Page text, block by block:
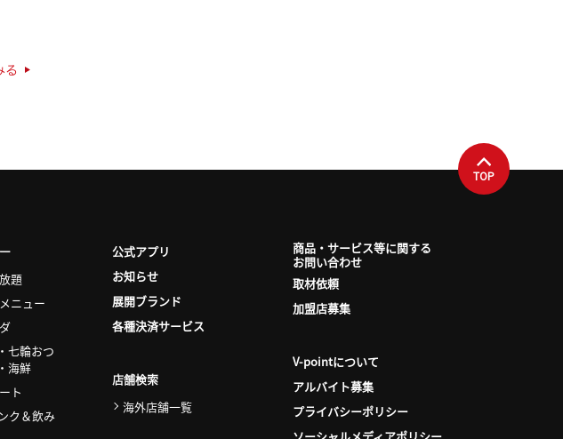
る
TOP
題
ニュー
七輪おつ
海鮮
ト
ク＆飲み
公式アプリ
お知らせ
展開ブランド
各種決済サービス
店舗検索
海外店舗一覧
商品・サービス等に関する
お問い合わせ
取材依頼
加盟店募集
V-pointについて
アルバイト募集
プライバシーポリシー